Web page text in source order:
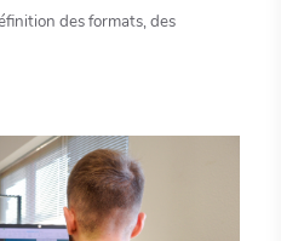
des formats, des